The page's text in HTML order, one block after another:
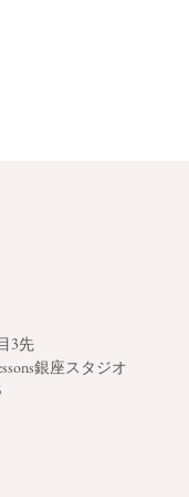
3先
銀座スタジオ